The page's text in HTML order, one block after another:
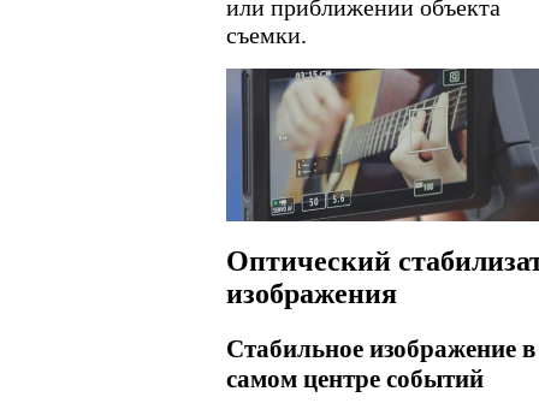
или приближении объекта
съемки.
Оптический
изображения
Стабильное изображение в
самом центре событий